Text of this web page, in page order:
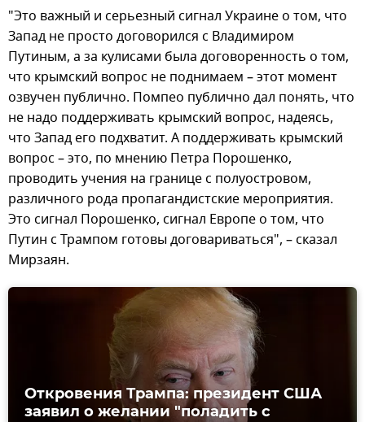
"Это важный и серьезный сигнал Украине о том, что
Запад не просто договорился с Владимиром
Путиным, а за кулисами была договоренность о том,
что крымский вопрос не поднимаем – этот момент
озвучен публично. Помпео публично дал понять, что
не надо поддерживать крымский вопрос, надеясь,
что Запад его подхватит. А поддерживать крымский
вопрос – это, по мнению Петра Порошенко,
проводить учения на границе с полуостровом,
различного рода пропагандистские мероприятия.
Это сигнал Порошенко, сигнал Европе о том, что
Путин с Трампом готовы договариваться", – сказал
Мирзаян.
Откровения Трампа: президент США
заявил о желании "поладить с